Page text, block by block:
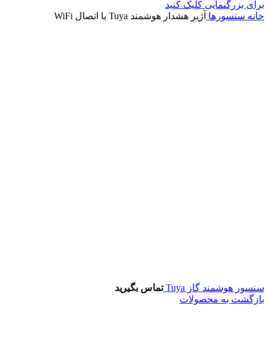
برای بزرگنمایی کلیک کنید
خانه سنسورها آژیر هشدار هوشمند Tuya با اتصال WiFi
سنسور هوشمند گاز Tuya
تماس بگیرید
بازگشت به محصولات